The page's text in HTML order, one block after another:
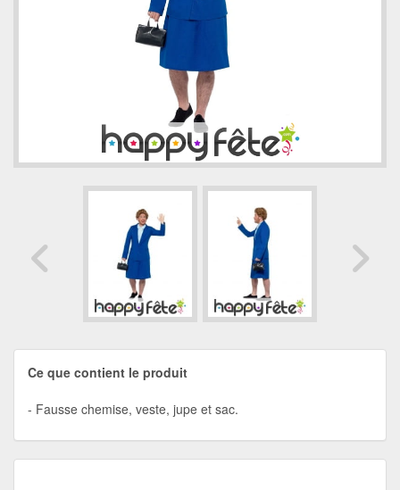
Ce que contient le produit
Fausse chemise, veste, jupe et sac.